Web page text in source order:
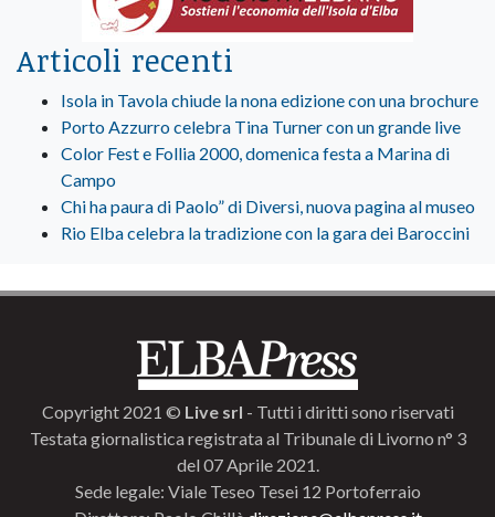
Articoli recenti
Isola in Tavola chiude la nona edizione con una brochure
Porto Azzurro celebra Tina Turner con un grande live
Color Fest e Follia 2000, domenica festa a Marina di
Campo
Chi ha paura di Paolo” di Diversi, nuova pagina al museo
Rio Elba celebra la tradizione con la gara dei Baroccini
Copyright 2021 © Live srl - Tutti i diritti sono riservati
Testata giornalistica registrata al Tribunale di Livorno n° 3
del 07 Aprile 2021.
Sede legale: Viale Teseo Tesei 12 Portoferraio